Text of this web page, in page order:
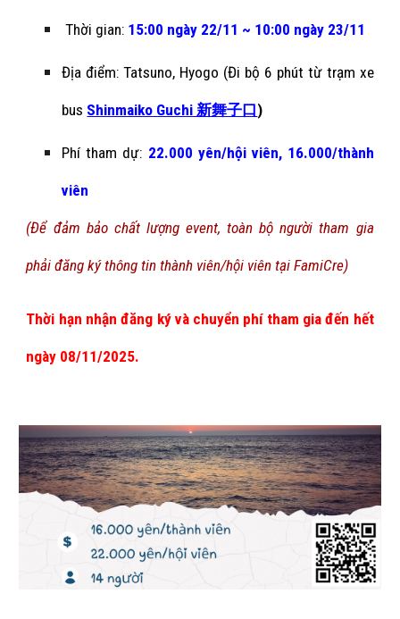
Thời gian: 15:00 ngày 22/11 ~ 10:00 ngày 23/11
Địa điểm: Tatsuno, Hyogo (Đi bộ 6 phút từ trạm xe
bus Shinmaiko Guchi 新舞子口)
Phí tham dự: 22.000 yên/hội viên, 16.000/thành
viên
(Để đảm bảo chất lượng event, toàn bộ người tham gia
phải đăng ký thông tin thành viên/hội viên tại FamiCre)
Thời hạn nhận đăng ký và chuyển phí tham gia đến hết
ngày 08/11/2025.